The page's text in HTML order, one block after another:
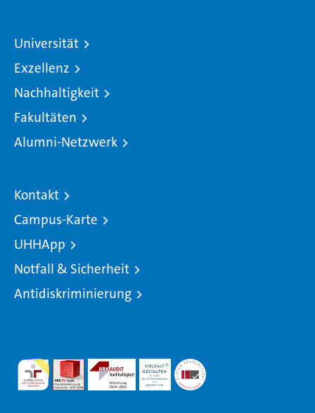
Universität
Exzellenz
Nachhaltigkeit
Fakultäten
Alumni-Netzwerk
Kontakt
Campus-Karte
UHHApp
Notfall & Sicherheit
Antidiskriminierung